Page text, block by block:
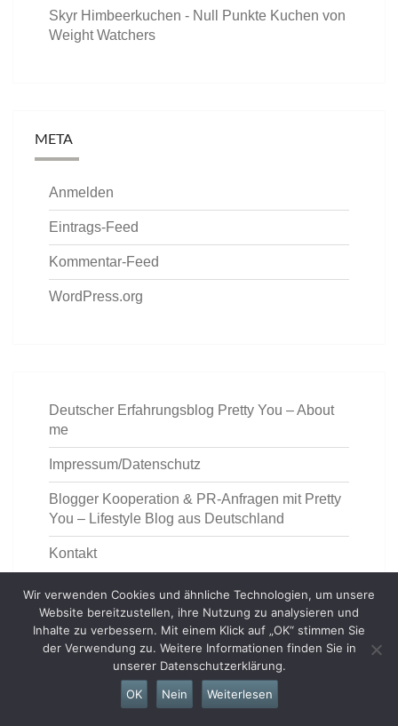
Skyr Himbeerkuchen - Null Punkte Kuchen von
Weight Watchers
META
Anmelden
Eintrags-Feed
Kommentar-Feed
WordPress.org
Deutscher Erfahrungsblog Pretty You – About
me
Impressum/Datenschutz
Blogger Kooperation & PR-Anfragen mit Pretty
You – Lifestyle Blog aus Deutschland
Kontakt
Wir verwenden Cookies und ähnliche Technologien, um unsere
Website bereitzustellen, ihre Nutzung zu analysieren und
Inhalte zu verbessern. Mit einem Klick auf „OK“ stimmen Sie
der Verwendung zu. Weitere Informationen finden Sie in
unserer Datenschutzerklärung.
OK
Nein Weiterlesen